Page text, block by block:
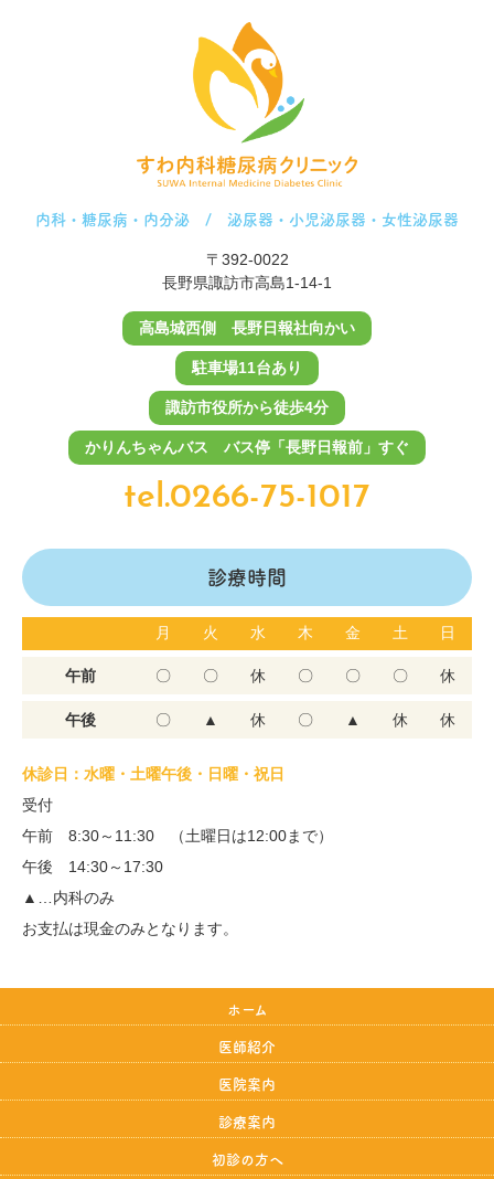
内科・糖尿病・内分泌 / 泌尿器・小児泌尿器・女性泌尿器
〒392-0022
長野県諏訪市高島1-14-1
高島城西側 長野日報社向かい
駐車場11台あり
諏訪市役所から徒歩4分
かりんちゃんバス バス停「長野日報前」すぐ
tel.0266-75-1017
診療時間
月 火 水 木 金 土 日
午前 〇 〇 休 〇 〇 〇 休
午後 〇 ▲ 休 〇 ▲ 休 休
休診日：水曜・土曜午後・日曜・祝日
受付
午前 8:30～11:30 （土曜日は12:00まで）
午後 14:30～17:30
▲…内科のみ
お支払は現金のみとなります。
ホーム
医師紹介
医院案内
診療案内
初診の方へ